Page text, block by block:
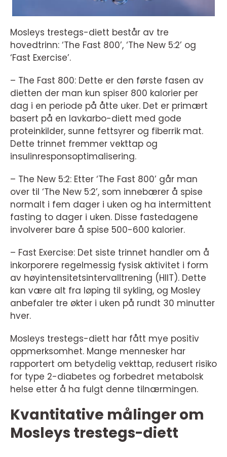
Mosleys trestegs-diett består av tre
hovedtrinn: ‘The Fast 800’, ‘The New 5:2’ og
‘Fast Exercise’.
– The Fast 800: Dette er den første fasen av
dietten der man kun spiser 800 kalorier per
dag i en periode på åtte uker. Det er primært
basert på en lavkarbo-diett med gode
proteinkilder, sunne fettsyrer og fiberrik mat.
Dette trinnet fremmer vekttap og
insulinresponsoptimalisering.
– The New 5:2: Etter ‘The Fast 800’ går man
over til ‘The New 5:2’, som innebærer å spise
normalt i fem dager i uken og ha intermittent
fasting to dager i uken. Disse fastedagene
involverer bare å spise 500-600 kalorier.
– Fast Exercise: Det siste trinnet handler om å
inkorporere regelmessig fysisk aktivitet i form
av høyintensitetsintervalltrening (HIIT). Dette
kan være alt fra løping til sykling, og Mosley
anbefaler tre økter i uken på rundt 30 minutter
hver.
Mosleys trestegs-diett har fått mye positiv
oppmerksomhet. Mange mennesker har
rapportert om betydelig vekttap, redusert risiko
for type 2-diabetes og forbedret metabolsk
helse etter å ha fulgt denne tilnærmingen.
Kvantitative målinger om
Mosleys trestegs-diett